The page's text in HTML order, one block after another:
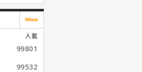
人氣
99801
99532